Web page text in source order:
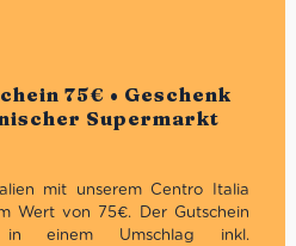
75€ • Geschenk
Supermarkt
mit unserem Centro Italia
Wert von 75€. Der Gutschein
in einem Umschlag inkl.